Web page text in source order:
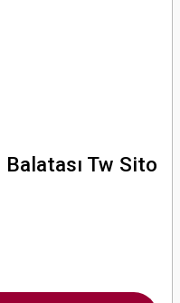
Tw Sito